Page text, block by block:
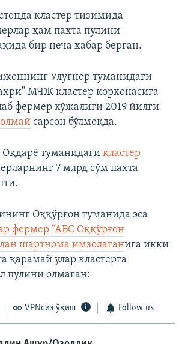
кластер тизимида
ҳам пахта пулини
бир неча хабар берган.
Улуғнор туманидаги
МЧЖ ​кластер корхонасига
фермер хўжалиги 2019 йилги
сарсон бўлмоқда.
туманидаги кластер
7 млрд сўм пахта
Оққўрғон туманида эса
фермер “АВС Оққўрғон
шартнома имзолаганига икки
қарамай улар кластерга
пулини олмаган:
VPNсиз ўқиш Follow us